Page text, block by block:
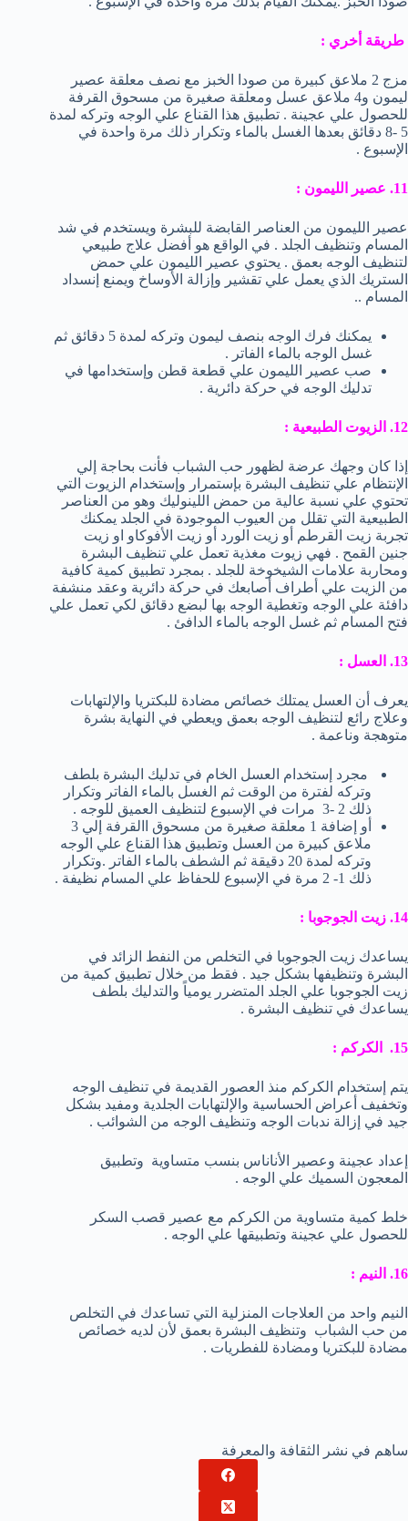
طريقة أخري :
مزج 2 ملاعق كبيرة من صودا الخبز مع نصف معلقة عصير
ليمون و4 ملاعق عسل ومعلقة صغيرة من مسحوق القرفة
للحصول علي عجينة . تطبيق هذا القناع علي الوجه وتركه لمدة
5 -8 دقائق بعدها الغسل بالماء وتكرار ذلك مرة واحدة في
الإسبوع .
11. عصير الليمون :
عصير الليمون من العناصر القابضة للبشرة ويستخدم في شد
المسام وتنظيف الجلد . في الواقع هو أفضل علاج طبيعي
لتنظيف الوجه بعمق . يحتوي عصير الليمون علي حمض
الستريك الذي يعمل علي تقشير وإزالة الأوساخ ويمنع إنسداد
المسام ..
يمكنك فرك الوجه بنصف ليمون وتركه لمدة 5 دقائق ثم
غسل الوجه بالماء الفاتر .
صب عصير الليمون علي قطعة قطن وإستخدامها في
تدليك الوجه في حركة دائرية .
12. الزيوت الطبيعية :
إذا كان وجهك عرضة لظهور حب الشباب فأنت بحاجة إلي
الإنتظام علي تنظيف البشرة بإستمرار وإستخدام الزيوت التي
تحتوي علي نسبة عالية من حمض اللينوليك وهو من العناصر
الطبيعية التي تقلل من العيوب الموجودة في الجلد يمكنك
تجربة زيت القرطم أو زيت الورد أو زيت الأفوكاو او زيت
جنين القمح . فهي زيوت مغذية تعمل علي تنظيف البشرة
ومحاربة علامات الشيخوخة للجلد . بمجرد تطبيق كمية كافية
من الزيت علي أطراف أصابعك في حركة دائرية وعقد منشفة
دافئة علي الوجه وتغطية الوجه بها لبضع دقائق لكي تعمل علي
فتح المسام ثم غسل الوجه بالماء الدافئ .
13. العسل :
يعرف أن العسل يمتلك خصائص مضادة للبكتريا والإلتهابات
وعلاج رائع لتنظيف الوجه بعمق ويعطي في النهاية بشرة
متوهجة وناعمة .
مجرد إستخدام العسل الخام في تدليك البشرة بلطف
وتركه لفترة من الوقت ثم الغسل بالماء الفاتر وتكرار
ذلك 2 -3 مرات في الإسبوع لتنظيف العميق للوجه .
أو إضافة 1 معلقة صغيرة من مسحوق االقرفة إلي 3
ملاعق كبيرة من العسل وتطبيق هذا القناع علي الوجه
وتركه لمدة 20 دقيقة ثم الشطف بالماء الفاتر .وتكرار
ذلك 1- 2 مرة في الإسبوع للحفاظ علي المسام نظيفة .
14. زيت الجوجوبا :
يساعدك زيت الجوجوبا في التخلص من النفط الزائد في
البشرة وتنظيفها بشكل جيد . فقط من خلال تطبيق كمية من
زيت الجوجوبا علي الجلد المتضرر يومياً والتدليك بلطف
يساعدك في تنظيف البشرة .
15. الكركم :
يتم إستخدام الكركم منذ العصور القديمة في تنظيف الوجه
وتخفيف أعراض الحساسية والإلتهابات الجلدية ومفيد بشكل
جيد في إزالة ندبات الوجه وتنظيف الوجه من الشوائب .
إعداد عجينة وعصير الأناناس بنسب متساوية وتطبيق
المعجون السميك علي الوجه .
خلط كمية متساوية من الكركم مع عصير قصب السكر
للحصول علي عجينة وتطبيقها علي الوجه .
16. النيم :
النيم واحد من العلاجات المنزلية التي تساعدك في التخلص
من حب الشباب وتنظيف البشرة بعمق لأن لديه خصائص
مضادة للبكتريا ومضادة للفطريات .
ساهم في نشر الثقافة والمعرفة